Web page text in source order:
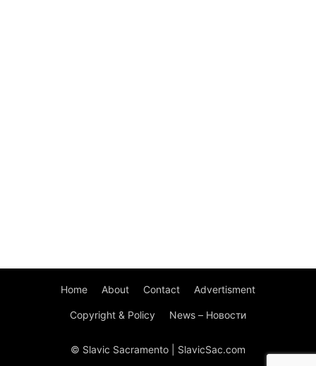
Home About Contact Advertisment
Copyright & Policy News – Новости
© Slavic Sacramento | SlavicSac.com